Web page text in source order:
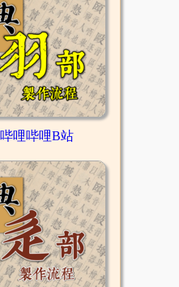
哔哩哔哩B站